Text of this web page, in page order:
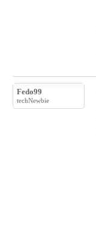
Fedo99
techNewbie